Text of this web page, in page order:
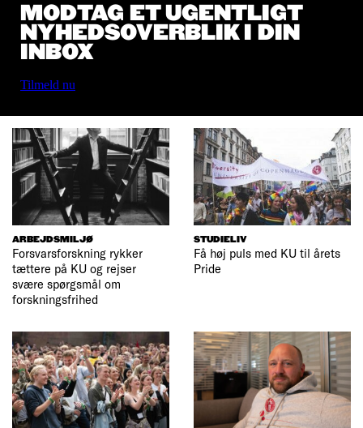
MODTAG ET UGENTLIGT
NYHEDSOVERBLIK I DIN
INBOX
Tilmeld nu
ARBEJDSMILJØ
Forsvarsforskning rykker
tættere på KU og rejser
svære spørgsmål om
forskningsfrihed
STUDIELIV
Få høj puls med KU til årets
Pride